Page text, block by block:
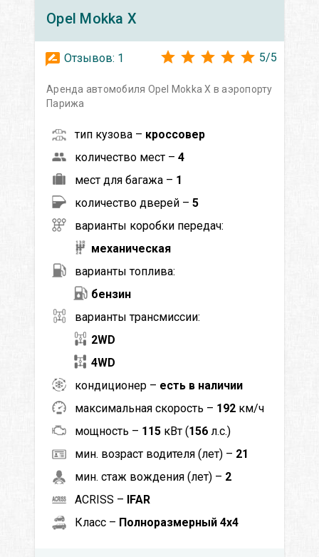
Opel Mokka X
Отзывов: 1 5/5
Аренда автомобиля Opel Mokka X в аэропорту
Парижа
тип кузова – кроссовер
количество мест – 4
мест для багажа – 1
количество дверей – 5
варианты коробки передач:
механическая
варианты топлива:
бензин
варианты трансмиссии:
2WD
4WD
кондиционер – есть в наличии
максимальная скорость – 192 км/ч
мощность – 115 кВт (156 л.с.)
мин. возраст водителя (лет) – 21
мин. стаж вождения (лет) – 2
ACRISS – IFAR
Класс – Полноразмерный 4x4